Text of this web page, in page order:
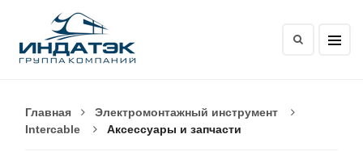
Главная
Электромонтажный инструмент
Intercable
Аксессуары и запчасти